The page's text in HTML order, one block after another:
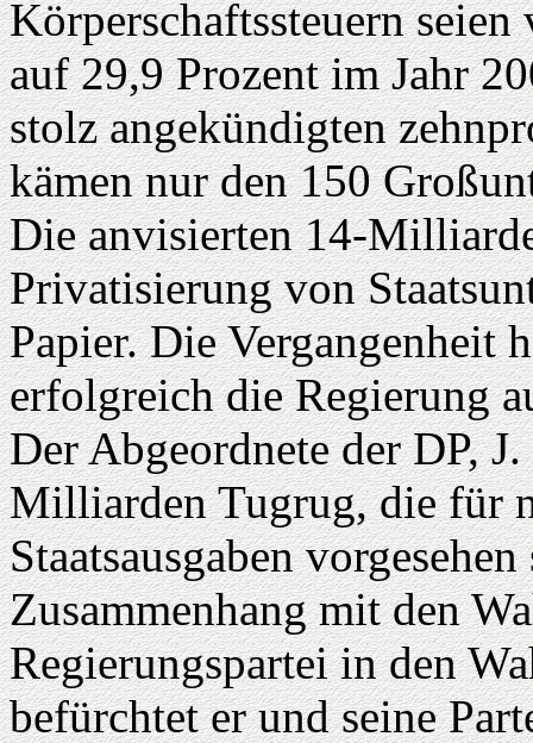
Körperschaftssteuern
auf 29,9 Prozent im Jahr
stolz angekündigten
kämen nur den 150
Die anvisierten 14-
Privatisierung von
Papier. Die Vergangenheit
erfolgreich die Regierung
Der Abgeordnete der DP,
Milliarden Tugrug, die für
Staatsausgaben
Zusammenhang mit den
Regierungspartei in den
befürchtet er und seine